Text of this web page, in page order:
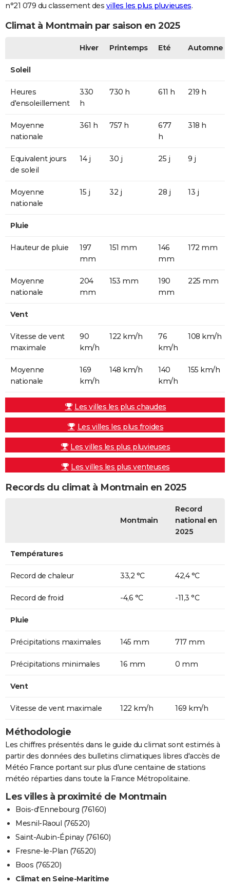
n°21 079 du classement des villes les plus pluvieuses.
Climat à Montmain par saison en 2025
Hiver Printemps Eté Automne
Soleil
Heures
d'ensoleillement
330
h
730 h 611 h 219 h
Moyenne
nationale
361 h 757 h
677
h
318 h
Equivalent jours
de soleil
14 j 30 j 25 j 9 j
Moyenne
nationale
15 j 32 j 28 j 13 j
Pluie
Hauteur de pluie
197
mm
151 mm
146
mm
172 mm
Moyenne
nationale
204
mm
153 mm
190
mm
225 mm
Vent
Vitesse de vent
maximale
90
km/h
122 km/h
76
km/h
108 km/h
Moyenne
nationale
169
km/h
148 km/h
140
km/h
155 km/h
Les villes les plus chaudes
Les villes les plus froides
Les villes les plus pluvieuses
Les villes les plus venteuses
Records du climat à Montmain en 2025
Montmain
Record
national en
2025
Températures
Record de chaleur 33,2 °C 42,4 °C
Record de froid -4,6 °C -11,3 °C
Pluie
Précipitations maximales 145 mm 717 mm
Précipitations minimales 16 mm 0 mm
Vent
Vitesse de vent maximale 122 km/h 169 km/h
Méthodologie
Les chiffres présentés dans le guide du climat sont estimés à
partir des données des bulletins climatiques libres d'accès de
Météo France portant sur plus d'une centaine de stations
météo réparties dans toute la France Métropolitaine.
Les villes à proximité de Montmain
Bois-d'Ennebourg (76160)
Mesnil-Raoul (76520)
Saint-Aubin-Épinay (76160)
Fresne-le-Plan (76520)
Boos (76520)
Climat en Seine-Maritime